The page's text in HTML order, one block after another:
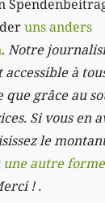
uns anders
. Notre
à
que grâce au
Si vous en
le
une autre
! .